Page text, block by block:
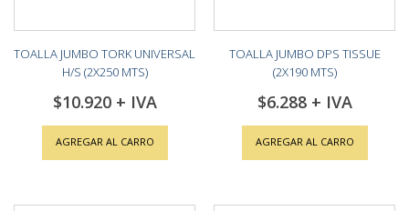
TOALLA JUMBO TORK UNIVERSAL
H/S (2X250 MTS)
$10.920
AGREGAR AL CARRO
TOALLA JUMBO DPS TISSUE
(2X190 MTS)
$6.288
AGREGAR AL CARRO